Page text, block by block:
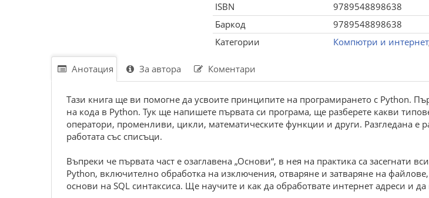
ISBN
9789548898638
Баркод
9789548898638
Категории
Компютри и интернет
Анотация За автора Коментари
Тази книга ще ви помогне да усвоите принципите на програмирането с Python.
на кода в Python. Тук ще напишете първата си прoграма, ще разберете какви
оператори, променливи, цик­ли, математическите функции и други. Разгледана е
работата със списъци.
Въпреки че първата част е озаглавена „Основи“, в нея на практика са
Python, включително обработка на изключения, отваряне и затваряне на
основи на SQL синтаксиса. Ще научите и как да обработвате интернет адреси и